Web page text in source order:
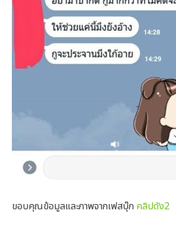
ขอบคุณข้อมูลและภาพจากเฟสบุ๊ก คลิปดัง2